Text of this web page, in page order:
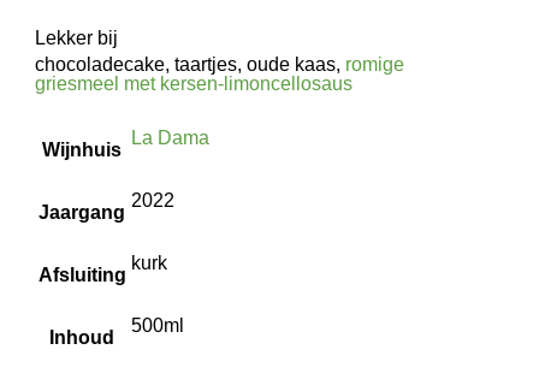
Lekker bij
chocoladecake, taartjes, oude kaas, romige
griesmeel met kersen-limoncellosaus
Wijnhuis
La Dama
Jaargang
2022
Afsluiting
kurk
Inhoud
500ml